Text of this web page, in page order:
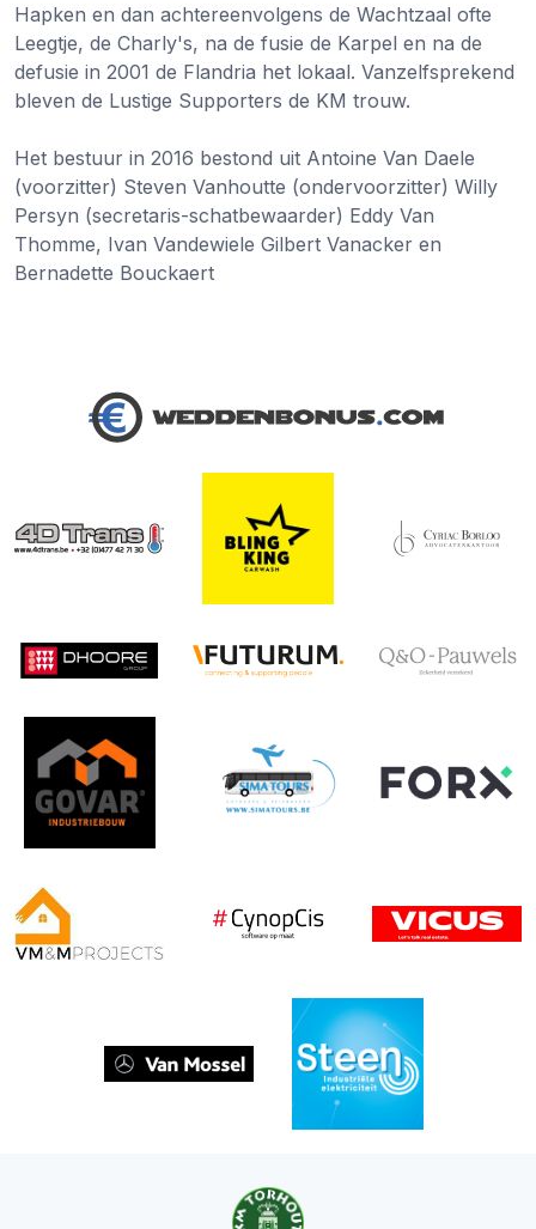
Hapken en dan achtereenvolgens de Wachtzaal ofte
Leegtje, de Charly's, na de fusie de Karpel en na de
defusie in 2001 de Flandria het lokaal. Vanzelfsprekend
bleven de Lustige Supporters de KM trouw.
Het bestuur in 2016 bestond uit Antoine Van Daele
(voorzitter) Steven Vanhoutte (ondervoorzitter) Willy
Persyn (secretaris-schatbewaarder) Eddy Van
Thomme, Ivan Vandewiele Gilbert Vanacker en
Bernadette Bouckaert